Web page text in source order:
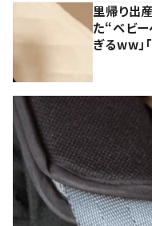
里帰り出
た“ベビ
ぎるww」